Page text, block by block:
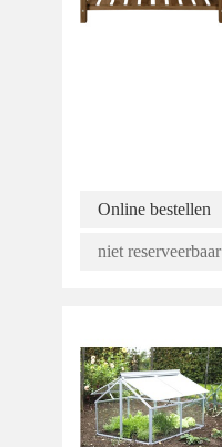
Online bestellen
niet reserveerbaar